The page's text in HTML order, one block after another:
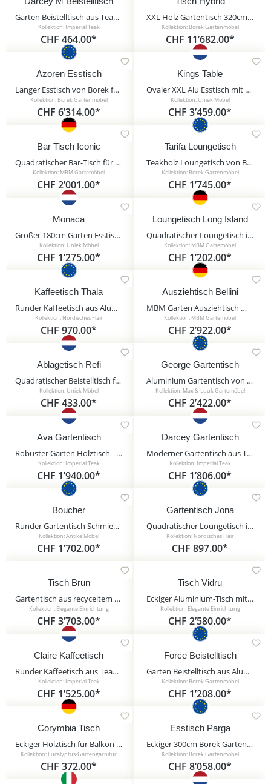
Garten Beistelltisch aus Teakholz - 50cm - rund - Darcey M Beistelltisch
Kollektion: Imperial Teak
CHF 464.00*
XXL Holz Gartentisch 320cm von Borek - Tisch Hybrid
Kollektion: Borek Gartenmöbel
CHF 11’682.00*
Azoren Esstisch
Langer Esstisch von Borek für den Garten aus Aluminium und Teakholz - Azoren Esstisch
Kollektion: Borek Gartenmöbel
CHF 6’314.00*
Kings Table
Ovaler XXL Alu Esstisch mit Schirmloch - Landhaus-Stil - Kings Table
Kollektion: Uniek Möbel
CHF 3’459.00*
Bar Tisch Iconic
Quadratischer Bar-Tisch für den Garten aus Resysta von MBM - Bar Tisch Iconic / Stone Grey
Kollektion: MBM Gartemöbel
CHF 2’001.00*
Tarifa Loungetisch
Teakholz Loungetisch von Borek - 80cm - Tarifa Loungetisch
Kollektion: Borek Gartenmöbel
CHF 1’745.00*
Monaca
Großer 180cm Garten Esstisch aus Aluminium und Kunststein - Monaca
Kollektion: Uniek Möbel
CHF 1’275.00*
Loungetisch Long Island
Quadratischer Loungetisch in Stone Grey von MBM - Loungetisch Long Island / ohne Glasplatte
Kollektion: MBM Gartemöbel
CHF 1’202.00*
Kaffeetisch Thala
Runder Kaffeetisch aus Aluminium und Polyrattan in antikgrau - Kaffeetisch Thala / ohne Glasplatte
Kollektion: Nordisches Flair
CHF 970.00*
Ausziehtisch Bellini
MBM Garten Ausziehtisch mit Glasplatte - Alu & Polyrattan - dunkelbraun - Ausziehtisch Bellini
Kollektion: MBM Gartemöbel
CHF 2’922.00*
Ablagetisch Refi
Quadratischer Beistelltisch für Loungeecken - Ablagetisch Refi / Anthrazit
Kollektion: Uniek Möbel
CHF 433.00*
George Gartentisch
Aluminium Gartentisch von Max&Luuk - 200x90cm - rechteckig - George Gartentisch / Anthrazit
Kollektion: Max & Luuk Gartemöbel
CHF 2’422.00*
Ava Gartentisch
Robuster Garten Holztisch - rund - Teakholz - Ava Gartentisch / 100cm
Kollektion: Imperial Teak
CHF 1’940.00*
Darcey Gartentisch
Moderner Gartentisch aus Teakholz & Aluminium - rund - Darcey Gartentisch / 95cm
Kollektion: Imperial Teak
CHF 1’806.00*
Boucher
Runder Gartentisch Schmiedeeisen - 100cm - Boucher / Grün
Kollektion: Antike Möbel
CHF 1’702.00*
Gartentisch Jona
Quadratischer Loungetisch in Antikgrau aus Aluminium - Gartentisch Jona / ohne Glasplatte
Kollektion: Nordisches Flair
CHF 897.00*
Tisch Brun
Gartentisch aus recyceltem Teakholz 240cm - Tisch Brun / 75x240x100cm (HxBxT)
Kollektion: Elegante Einrichtung
CHF 3’703.00*
Tisch Vidru
Eckiger Aluminium-Tisch mit Keramik-Platte - Tisch Vidru / 74,5x210x90cm (HxBxT) / Anthrazit
Kollektion: Elegante Einrichtung
CHF 2’580.00*
Claire Kaffeetisch
Runder Kaffeetisch aus Teakholz für Terrasse und Garten - Claire Kaffeetisch / 45x90cm (HxB)
Kollektion: Imperial Teak
CHF 1’525.00*
Force Beistelltisch
Garten Beistelltisch aus Aluminium - Borek - modern - rund - Force Beistelltisch / Anthrazit
Kollektion: Borek Gartenmöbel
CHF 1’208.00*
Corymbia Tisch
Eckiger Holztisch für Balkon und Garten mit Schirmloch - 135 cm - Corymbia Tisch
Kollektion: Eucalyptus-Gartengarnitur
CHF 372.00*
Esstisch Parga
Eckiger 300cm Borek Gartentisch XXL - Teakholz - Esstisch Parga
Kollektion: Borek Gartenmöbel
CHF 8’058.00*